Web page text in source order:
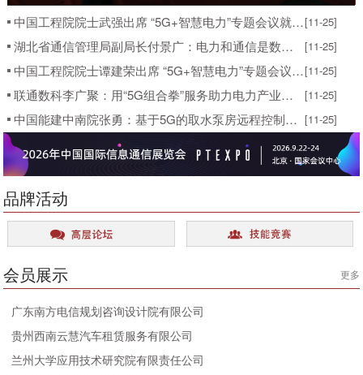
中国工程院院士武强出席 “5G+智慧电力”专题会议就《我国能源战略形势分析与对策》做主旨演讲[11-25]
湖北省通信管理局副局长付景广：电力和通信是数字经济的两大最重要的关键基础设施 [11-25]
中国工程院院士谭建荣出席 “5G+智慧电力”专题会议并做主旨演讲[11-25]
联通数科李广聚：用“5G组合拳”服务助力电力产业数字化进程 [11-25]
中国能建中南院张勇：基于5G的取水泵房远程控制系统研究及实践 [11-25]
品牌活动
会员展示 更多
广东南方电信规划咨询设计院有限公司
贵州西南云慧汽车租赁服务有限公司
兰州大学应用技术研究院有限责任公司